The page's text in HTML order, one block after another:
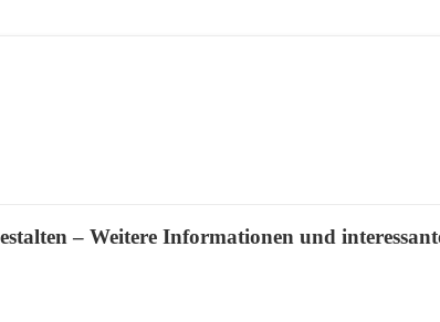
– Weitere Informationen und